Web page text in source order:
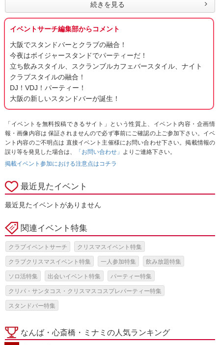
続きを見る
イベントサーチ編集部からコメント
大阪でスタンドバーとクラブの融合！
今夜はボイジャースタンドでパーティーだ！
立ち飲みスタイル、スクランブルカフェバースタイル、ナイト
クラブスタイルの融合！
DJ！VDJ！パーティー！
大阪の新しいスタンドバーが誕生！
「イベントを無料投稿できるサイト」という性質上、イベント内容・企画情
報・画像内容は 保証されませんので必ず事前にご確認の上ご参加下さい。イベ
ント内容のご不明点は 直接イベント主催様にお問い合わせ下さい。掲載情報の
誤り等を発見した場合は、
「お問い合わせ」 よりご連絡下さい。
掲載イベント参加における注意点はコチラ
最近見たイベント
最近見たイベントがありません
関連イベント特集
クラブイベントサーチ クリスマスイベント特集
クラブクリスマスイベント特集 一人参加特集 飲み放題特集
ソロ活特集 出会いイベント特集 パーティー特集
クリパ・サンタコス・クリスマスコスプレパーティー特集
スタンドバー特集
なんば・心斎橋・ミナミの人気ランキング